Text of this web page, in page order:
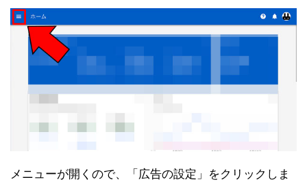
メニューが開くので、「広告の設定」をクリックしま